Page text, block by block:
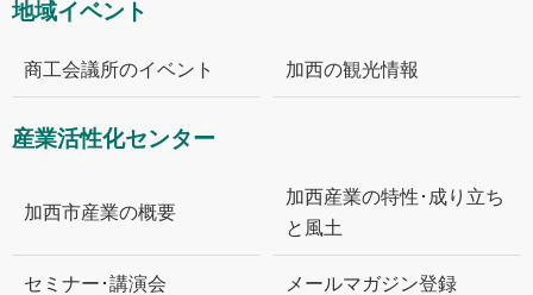
地域イベント
商工会議所のイベント 加西の観光情報
産業活性化センター
加西市産業の概要
加西産業の特性･成り立ち
と風土
セミナー･講演会 メールマガジン登録